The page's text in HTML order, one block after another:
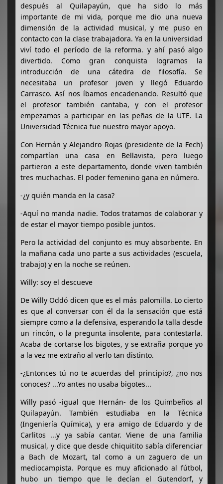
después al Quilapayún, que ha sido lo más
importante de mi vida, porque me dio una nueva
dimensión de la actividad musical, y me puso en
contacto con la clase trabajadora. Ya en la universidad
viví todo el período de la reforma. y ahí pasó algo
divertido. Como gran conquista logramos la
introducción de una cátedra de filosofía. Se
necesitaba un profesor joven y llegó Eduardo
Carrasco. Así nos íbamos encadenando. Resultó que
el profesor también cantaba, y con el profesor
empezamos a participar en las peñas de la UTE. La
Universidad Técnica fue nuestro mayor apoyo.
Con Hernán y Alejandro Rojas (presidente de la Fech)
compartían una casa en Bellavista, pero luego
partieron a este departamento, donde viven también
tres muchachas. El poder femenino gana en número.
-¿y quién manda en la casa?
-Aquí no manda nadie. Todos tratamos de colaborar y
de estar el mayor tiempo posible juntos.
Pero la actividad del conjunto es muy absorbente. En
la mañana cada uno parte a sus actividades (escuela,
trabajo) y en la noche se reúnen.
Willy: soy el descueve
De Willy Oddó dicen que es el más palomilla. Lo cierto
es que al conversar con él da la sensación que está
siempre como a la defensiva, esperando la talla desde
un rincón, o la pregunta insolente, para contestarla.
Acaba de cortarse los bigotes, y se extraña porque yo
a la vez me extraño al verlo tan distinto.
-¿Entonces tú no te acuerdas del principio?, ¿no nos
conoces? ...Yo antes no usaba bigotes...
Willy pasó -igual que Hernán- de los Quimbeños al
Quilapayún. También estudiaba en la Técnica
(Ingeniería Química), y era amigo de Eduardo y de
Carlitos ...y ya sabía cantar. Viene de una familia
musical, y dice que desde chiquitito sabía diferenciar
a Bach de Mozart, tal como a un zaguero de un
mediocampista. Porque es muy aficionado al fútbol,
hubo un tiempo que le decían el Gutendorf, y